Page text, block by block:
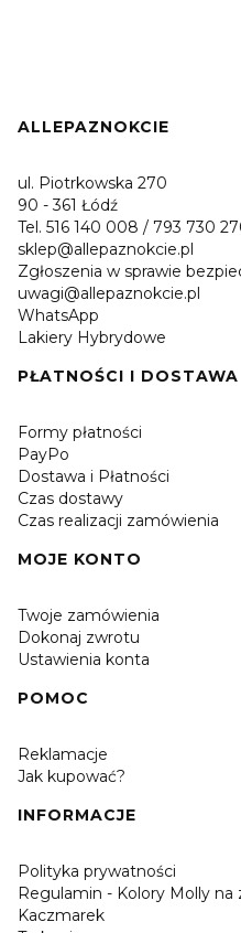
Linki w stopce
ALLEPAZNOKCIE
ul. Piotrkowska 270
90 - 361 Łódź
Tel. 516 140 008 / 793 730
sklep@allepaznokcie.pl
Zgłoszenia w sprawie
uwagi@allepaznokcie.pl
WhatsApp
Lakiery Hybrydowe
PŁATNOŚCI I DOSTAWA
Formy płatności
PayPo
Dostawa i Płatności
Czas dostawy
Czas realizacji zamówienia
MOJE KONTO
Twoje zamówienia
Dokonaj zwrotu
Ustawienia konta
POMOC
Reklamacje
Jak kupować?
INFORMACJE
Polityka prywatności
Regulamin - Kolory Molly
Kaczmarek